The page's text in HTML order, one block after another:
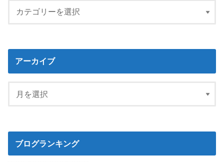
アーカイブ
ブログランキング